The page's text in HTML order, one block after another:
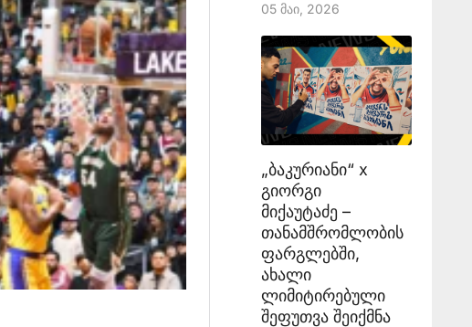
05 Მაი, 2026
„ბაკურიანი“ x
გიორგი
მიქაუტაძე –
თანამშრომლობის
ფარგლებში,
ახალი
ლიმიტირებული
შეფუთვა შეიქმნა